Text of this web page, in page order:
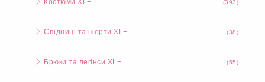
Костюми XL+ (393)
Спідниці та шорти XL+ (38)
Брюки та легінси XL+ (55)